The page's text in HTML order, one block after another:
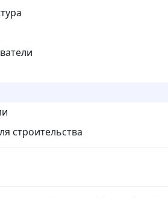
строительства